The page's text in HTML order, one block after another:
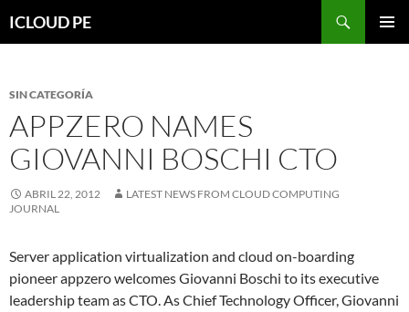
hacia
ICLOUD PE
SIN CATEGORÍA
APPZERO NAMES
GIOVANNI BOSCHI CTO
ABRIL 22, 2012
LATEST NEWS FROM CLOUD COMPUTING
JOURNAL
Server application virtualization and cloud on-boarding
pioneer appzero welcomes Giovanni Boschi to its executive
leadership team as CTO. As Chief Technology Officer, Giovanni